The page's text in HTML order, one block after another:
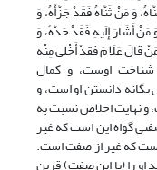
وَ مَنْ ثَنَّاهُ فَقَدْ جَزَّأَهُ، وَ
أَشَارَ إِلَیهِ فَقَدْ حَدَّهُ، وَ
قَالَ عَلَا مَ فَقَدْ أَخْلَى مِنْه
40): آغاز دین شناخت اوست، و کمال
دانستن او است، و
نهایت اخلاص نسبت به
گواه این است که غیر
که غیر از صفت است.